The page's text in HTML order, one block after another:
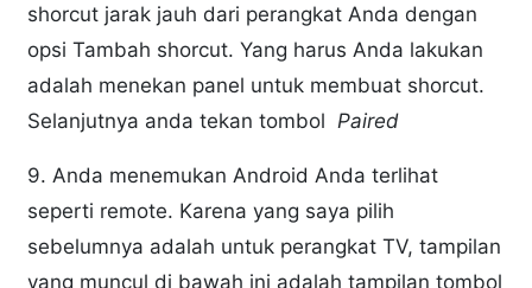
shorcut jarak jauh dari perangkat Anda dengan
opsi Tambah shorcut. Yang harus Anda lakukan
adalah menekan panel untuk membuat shorcut.
Selanjutnya anda tekan tombol Paired
9. Anda menemukan Android Anda terlihat
seperti remote. Karena yang saya pilih
sebelumnya adalah untuk perangkat TV, tampilan
yang muncul di bawah ini adalah tampilan tombol